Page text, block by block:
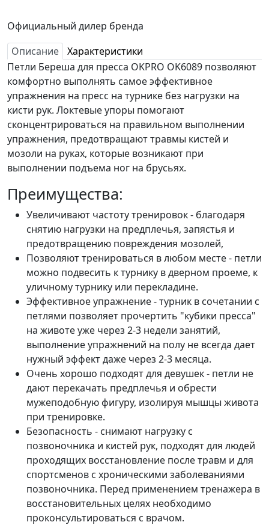
Официальный дилер бренда
Описание
Характеристики
Петли Береша для пресса OKPRO OK6089 позволяют
комфортно выполнять самое эффективное
упражнения на пресс на турнике без нагрузки на
кисти рук. Локтевые упоры помогают
сконцентрироваться на правильном выполнении
упражнения, предотвращают травмы кистей и
мозоли на руках, которые возникают при
выполнении подъема ног на брусьях.
Преимущества:
Увеличивают частоту тренировок - благодаря
снятию нагрузки на предплечья, запястья и
предотвращению повреждения мозолей,
Позволяют тренироваться в любом месте - петли
можно подвесить к турнику в дверном проеме, к
уличному турнику или перекладине.
Эффективное упражнение - турник в сочетании с
петлями позволяет прочертить "кубики пресса"
на животе уже через 2-3 недели занятий,
выполнение упражнений на полу не всегда дает
нужный эффект даже через 2-3 месяца.
Очень хорошо подходят для девушек - петли не
дают перекачать предплечья и обрести
мужеподобную фигуру, изолируя мышцы живота
при тренировке.
Безопасность - снимают нагрузку с
позвоночника и кистей рук, подходят для людей
проходящих восстановление после травм и для
спортсменов с хроническими заболеваниями
позвоночника. Перед применением тренажера в
восстановительных целях необходимо
проконсультироваться с врачом.